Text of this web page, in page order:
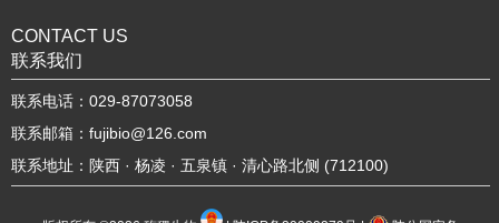
CONTACT US
联系我们
联系电话：029-87073058
联系邮箱：fujibio@126.com
联系地址：陕西 · 杨凌 · 五泉镇 · 清心路北侧 (712100)